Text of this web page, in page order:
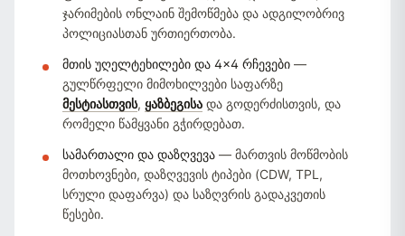
ჯარიმების ონლაინ შემოწმება და ადგილობრივ
პოლიციასთან ურთიერთობა.
მთის უღელტეხილები და 4×4 რჩევები —
გულწრფელი მიმოხილვები საფარზე
მესტიასთვის, ყაზბეგისა და გოდერძისთვის, და
რომელი წამყვანი გჭირდებათ.
სამართალი და დაზღვევა — მართვის მოწმობის
მოთხოვნები, დაზღვევის ტიპები (CDW, TPL,
სრული დაფარვა) და საზღვრის გადაკვეთის
წესები.